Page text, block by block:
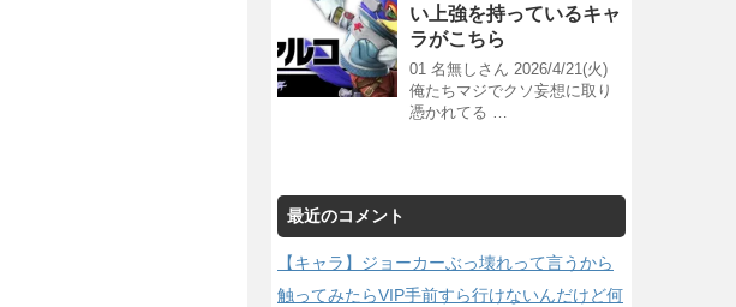
い上強を持っているキャ
ラがこちら
01 名無しさん 2026/4/21(火)
俺たちマジでクソ妄想に取り
憑かれてる …
最近のコメント
【キャラ】ジョーカーぶっ壊れって言うから
触ってみたらVIP手前すら行けないんだけど何